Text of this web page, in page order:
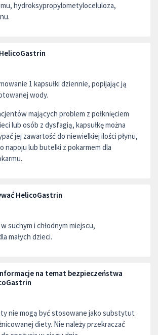
hydroksypropylometyloceluloza,
1 kapsułki dziennie, popijając ją
wody.
mających problem z połknięciem
lub osób z dysfagią, kapsułkę można
jej zawartość do niewielkiej ilości płynu,
napoju lub butelki z pokarmem dla
HelicoGastrin
suchym i chłodnym miejscu,
małych dzieci.
na temat bezpieczeństwa
nie mogą być stosowane jako substytut
diety. Nie należy przekraczać